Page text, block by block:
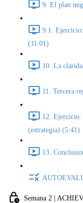
9. El plan
9.1.
(11:01)
10. La
11. Tercera
12. Ejercicio:
(estrategia) (5:41)
13.
Semana 2 |